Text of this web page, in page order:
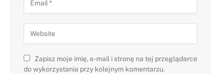
Zapisz moje imię, e-mail i stronę na tej przeglądarce
do wykorzystania przy kolejnym komentarzu.